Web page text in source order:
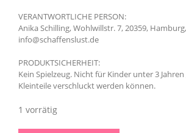
VERANTWORTLICHE PERSON:
Anika Schilling, Wohlwillstr. 7, 20359, Hamburg,
info@schaffenslust.de
PRODUKTSICHERHEIT:
Kein Spielzeug. Nicht für Kinder unter 3
Kleinteile verschluckt werden können.
1 vorrätig